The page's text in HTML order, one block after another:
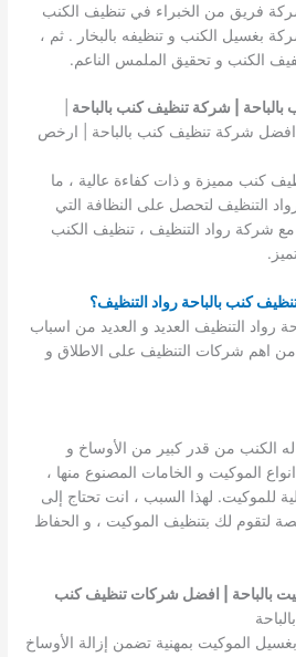
فريق من الخبراء في تنظيف الكنب
بغسيل الكنب و تنظيفه بالبخار . ثم ،
الكنب و تحقيق الملمس الناعم.
| شركة تنظيف كنب بالباحة
شركة تنظيف كنب بالباحة | ارخص
كنب مميزة و ذات كفاءة عالية ، ما
التنظيف لتحصل على النظافة التي
شركة رواد التنظيف ، تنظيف الكنب
كنب بالباحة رواد التنظيف؟
رواد التنظيف العديد و العديد من اسباب
من اهم شركات التنظيف على الاطلاق و
الكنب من قدر كبير من الأوساخ و
الموكيت و الخامات المصنوع منها ،
للموكيت. لهذا السبب ، انت تحتاج إلى
لك بتنظيف الموكيت ، و الحفاظ
بالباحة | افضل شركات تنظيف كنب
الموكيت بمهنية تضمن إزالة الأوساخ